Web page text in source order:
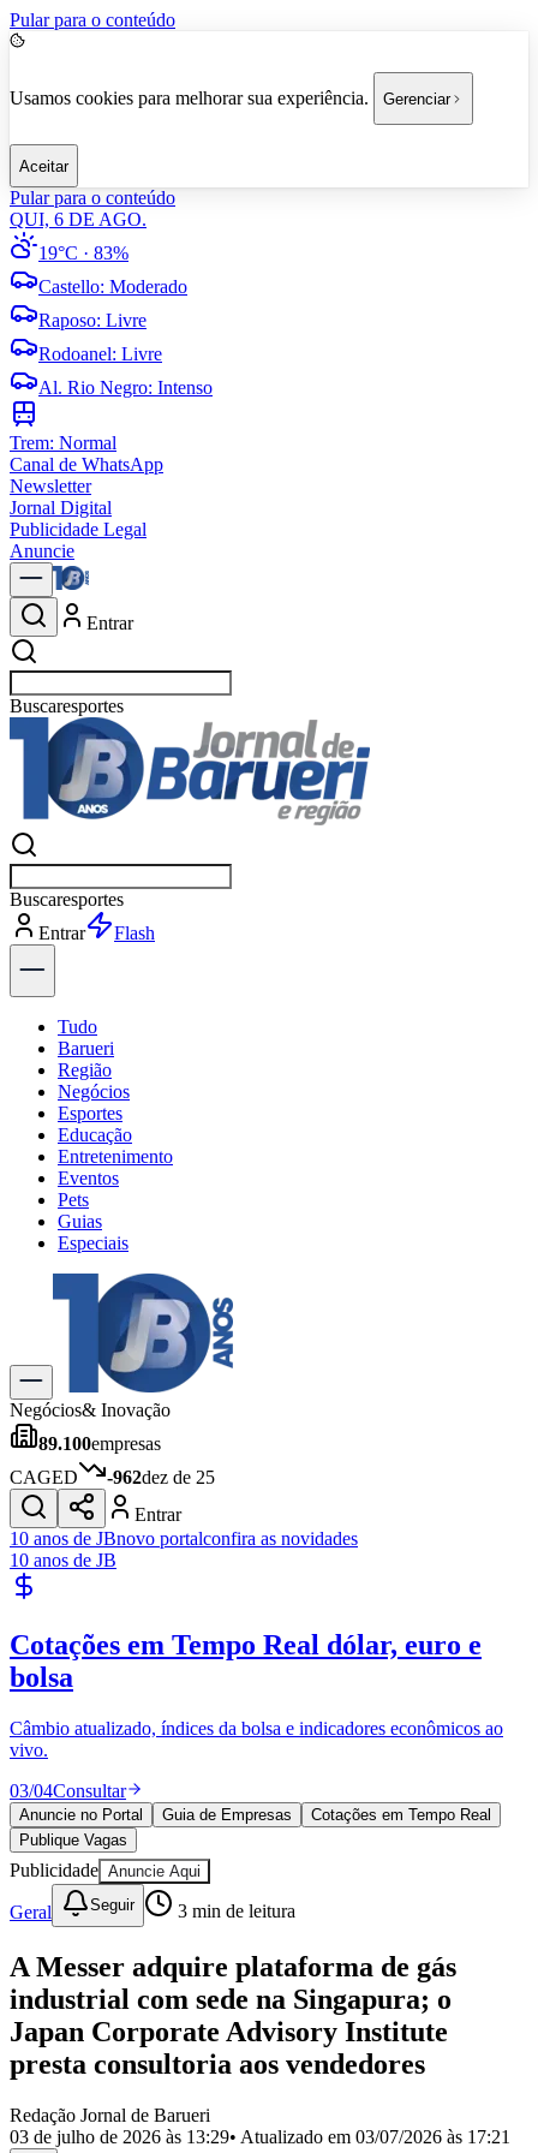
Pular para o conteúdo
Usamos cookies para melhorar sua experiência. Gerenciar
Aceitar
Pular para o conteúdo
QUI, 6 DE AGO.
19°C · 83%
Castello: Moderado
Raposo: Livre
Rodoanel: Livre
Al. Rio Negro: Intenso
Trem: Normal
Canal de WhatsApp
Newsletter
Jornal Digital
Publicidade Legal
Anuncie
Entrar
Buscarpolítica
Buscarpolítica
Entrar
Explorar
Tudo
Barueri
Região
Negócios
Esportes
Educação
Entretenimento
Eventos
Pets
Guias
Especiais
Explore Tudo
Últimas Notícias
Previsão do Tempo
Trânsito e Rotas
Dia a Dia & Lazer
Gastronomia
Cinema & Shows
JogosNovo
Para Sua Empresa
Publicidade Legal
Política
Esportes
Cultura
Meio Ambiente
Obras
Educação
Bairros de Barueri
Selecione sua região Para notícias da sua região
AldeiaAldeia da SerraAldeia de BarueriAlphavilleBairro
JubranBelvalBethavilleBoa
Vista
CarapicuíbaCentro Chácaras Marco
RegiãoCotiaCruz PretaEngenho NovoFazenda
CalifórniaJardim dos Altos
EsperançaJardim GrazielaJardim IracemaJardim ItaquitiJardim
Negócios& Inovação
89.100empresas
CAGED
-962dez de 25
Entrar
10 anos de JBnovo portalconfira as novidades
10 anos de JB
Cotações em Tempo Real dólar, euro e
bolsa
Câmbio atualizado, índices da bolsa e indicadores econômicos ao
vivo.
03/04Consultar
Anuncie no Portal Guia de Empresas
Cotações em Tempo Real
Publique Vagas
Publicidade Anuncie Aqui
Geral Seguir 3 min de leitura
A Messer adquire plataforma de gás
industrial com sede na Singapura; o
Japan Corporate Advisory Institute
presta consultoria aos vendedores
Redação Jornal de Barueri
03 de julho de 2026 às 13:29• Atualizado em 03/07/2026 às 17:21